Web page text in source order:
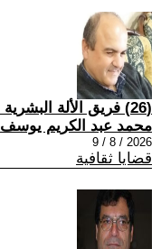
(26) فريق الألة البشرية - الحلقة السادسة
محمد عبد الكريم يوسف
2026 / 8 / 9
قضايا ثقافية